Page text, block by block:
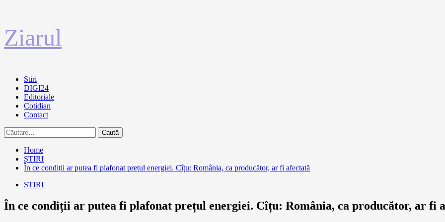
la
conținut
Ziarul
Primary
Menu
Stiri
DIGI24
Editoriale
Cotidian
Contact
Caută
după:
Home
ȘTIRI
În ce condiții ar putea fi plafonat prețul energiei. Cîțu: România, ca producător, ar fi afectată
ȘTIRI
În ce condiții ar putea fi plafonat prețul energiei. Cîțu: România, ca producător, ar fi